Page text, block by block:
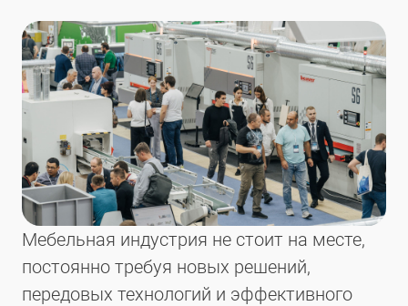
Мебельная индустрия не стоит на месте,
постоянно требуя новых решений,
передовых технологий и эффективного